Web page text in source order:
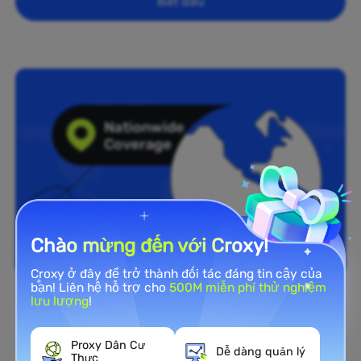
Mạng Proxy Residential rộng
Chào mừng đến với Croxy!
Croxy ở đây để trở thành đối tác đáng tin cậy của
bạn! Liên hệ hỗ trợ cho500M miễn phí thử nghiệm
lưu lượng!
Proxy Dân Cư
Dễ dàng quản lý